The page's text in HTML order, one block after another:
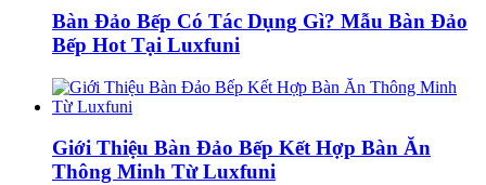
Bàn Đảo Bếp Có Tác Dụng Gì? Mẫu Bàn Đảo
Bếp Hot Tại Luxfuni
Giới Thiệu Bàn Đảo Bếp Kết Hợp Bàn Ăn
Thông Minh Từ Luxfuni